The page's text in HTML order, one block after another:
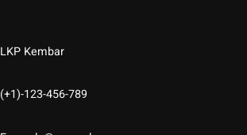
LKP Kembar
(+1)-123-456-789